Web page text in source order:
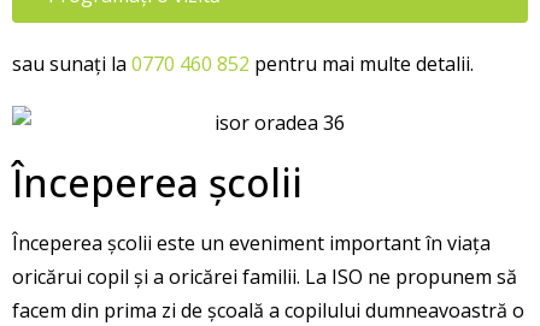
sau sunați la 0770 460 852 pentru mai multe detalii.
Începerea școlii
Începerea școlii este un eveniment important în viața
oricărui copil și a oricărei familii. La ISO ne propunem să
facem din prima zi de școală a copilului dumneavoastră o